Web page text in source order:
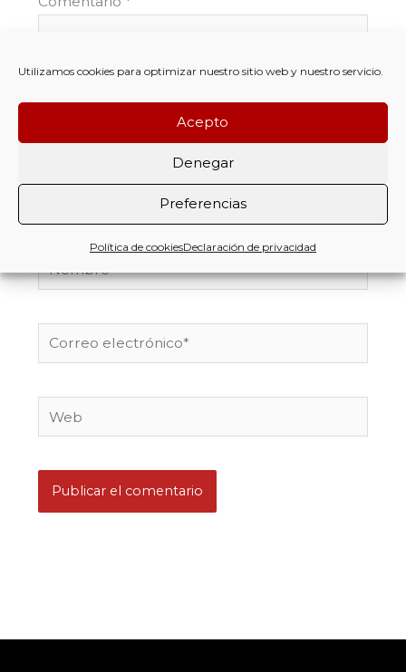
Utilizamos cookies para optimizar nuestro sitio web y nuestro servicio.
Acepto
Denegar
Preferencias
Política de cookiesDeclaración de privacidad
Correo
electrónico*
Web